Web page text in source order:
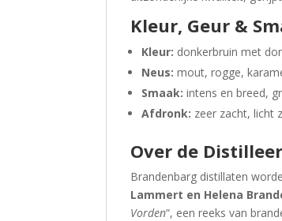
Kleur, Geur &
Kleur: donkerbruin met
Neus: mout, rogge,
Smaak: intens en breed,
Afdronk: zeer zacht, licht
Over de
Brandenbarg distillaten
Lammert en Helena
Vorden“, een reeks van